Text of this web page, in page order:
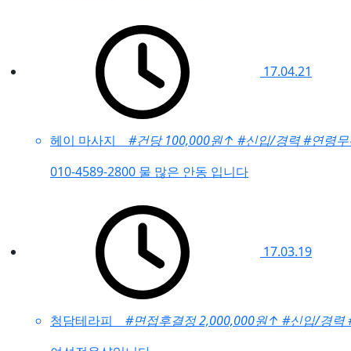
17.04.21
헤이 마사지 #건당 100,000원↑ #신입/경력#연령
010-4589-2800 물 많은 안동 입니다
17.03.19
청담테라피 #면접후결정 2,000,000원↑ #신입/경력